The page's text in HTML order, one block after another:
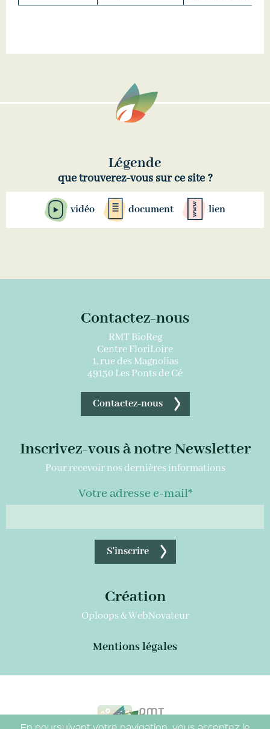
Légende
que trouverez-vous sur ce site ?
vidéo document lien
Contactez-nous
RMT BioReg
Centre FloriLoire
1, rue des Magnolias
49130 Les Ponts de Cé
Contactez-nous
Inscrivez-vous à notre Newsletter
Pour recevoir nos dernières informations
Votre adresse e-mail*
S'inscrire
Création
Oploops&WebNovateur
Mentions légales